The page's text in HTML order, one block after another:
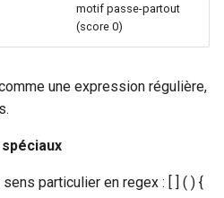
motif passe-partout
(score 0)
une expression régulière,
particulier en regex : [ ] ( ) {